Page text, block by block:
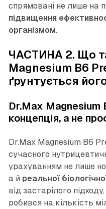
спрямовані не лише на
підвищення
організмом.
ЧАСТИНА 2. Що
Magnesium B6
ґрунтується
Dr.Max Magnesium
концепція, а не
Dr.Max Magnesium B6
сучасного
урахуванням не лише
а й реальної
від застарілого
робився на кількість